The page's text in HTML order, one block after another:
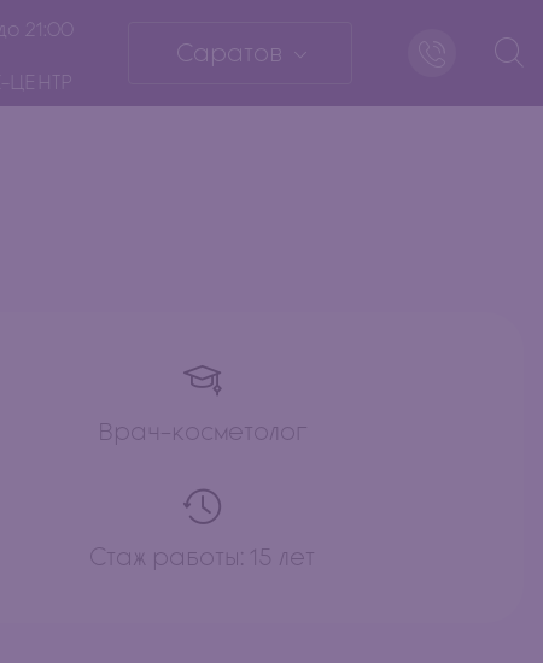
21:00
Саратов
Врач-косметолог
Стаж работы: 15 лет